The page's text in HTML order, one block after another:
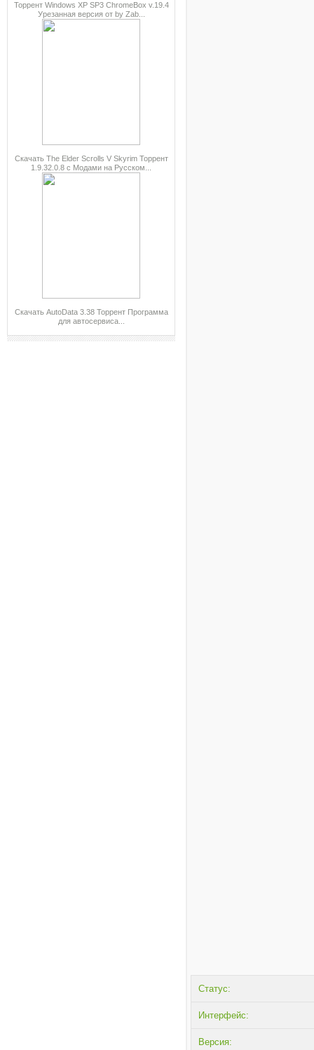
Торрент Windows XP SP3 ChromeBox v.19.4
Урезанная версия от by Zab...
Скачать The Elder Scrolls V Skyrim Торрент
1.9.32.0.8 с Модами на Русском...
Скачать AutoData 3.38 Торрент Программа
для автосервиса...
Статус:
Интерфейс:
Версия: